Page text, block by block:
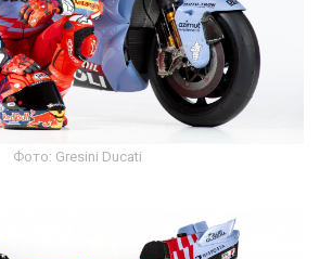
Фото: Gresini Ducati